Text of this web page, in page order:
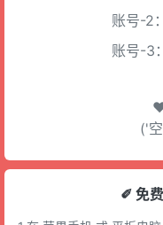
账号-2
账号-3
('
✐ 免